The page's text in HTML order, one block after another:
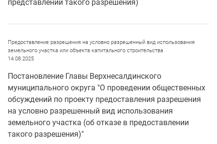
представлении такого разрешения)
Предоставление разрешения на условно разрешенный вид использования
земельного участка или объекта капитального строительства
14.08.2025
Постановление Главы Верхнесалдинского
муниципального округа "О проведении общественных
обсуждений по проекту предоставления разрешения
на условно разрешенный вид использования
земельного участка (об отказе в предоставлении
такого разрешения)"